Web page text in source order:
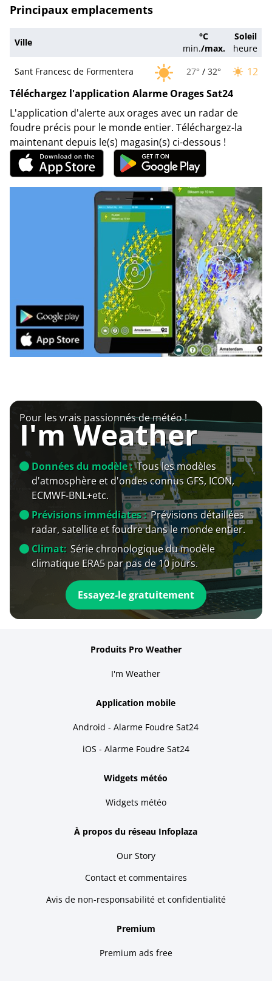
Principaux emplacements
Ville
°C
min./max.
Soleil
heure
Sant Francesc de Formentera
27° / 32°
12
Téléchargez l'application Alarme Orages Sat24
L'application d'alerte aux orages avec un radar de
foudre précis pour le monde entier. Téléchargez-la
maintenant depuis le(s) magasin(s) ci-dessous !
Pour les vrais passionnés de météo !
I'm Weather
Données du modèle : Tous les modèles
d'atmosphère et d'ondes connus GFS, ICON,
ECMWF-BNL+etc.
Prévisions immédiates : Prévisions détaillées
radar, satellite et foudre dans le monde entier.
Climat: Série chronologique du modèle
climatique ERA5 par pas de 10 jours.
Essayez-le gratuitement
Produits Pro Weather
I'm Weather
Application mobile
Android - Alarme Foudre Sat24
iOS - Alarme Foudre Sat24
Widgets météo
Widgets météo
À propos du réseau Infoplaza
Our Story
Contact et commentaires
Avis de non-responsabilité et confidentialité
Premium
Premium ads free